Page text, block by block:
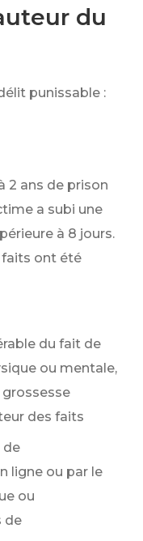
du
punissable :
2 ans de prison
a subi une
à 8 jours.
faits ont été
du fait de
ou mentale,
des faits
de
ligne ou par le
ou
de